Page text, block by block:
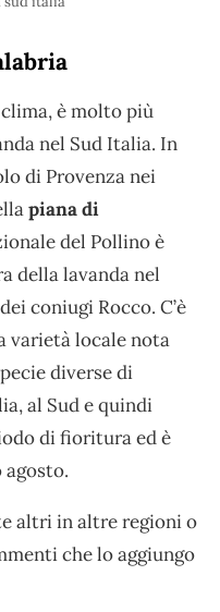
è molto più
nel Sud Italia. In
di Provenza nei
piana di
del Pollino è
della lavanda nel
dei coniugi Rocco. C’è
varietà locale nota
diverse di
al Sud e quindi
di fioritura ed è
altri in altre regioni o
che lo aggiungo